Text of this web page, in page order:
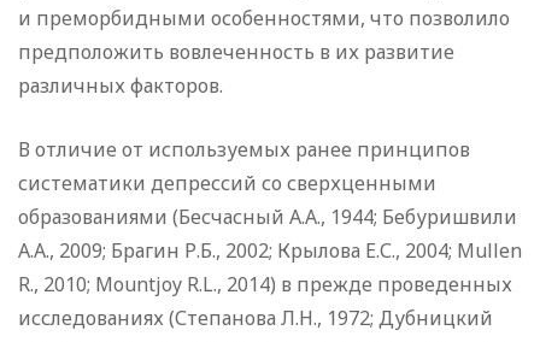
и преморбидными особенностями, что позволило
предположить вовлеченность в их развитие
различных факторов.
В отличие от используемых ранее принципов
систематики депрессий со сверхценными
образованиями (Бесчасный А.А., 1944; Бебуришвили
А.А., 2009; Брагин Р.Б., 2002; Крылова Е.С., 2004; Mullen
R., 2010; Mountjoy R.L., 2014) в прежде проведенных
исследованиях (Степанова Л.Н., 1972; Дубницкий